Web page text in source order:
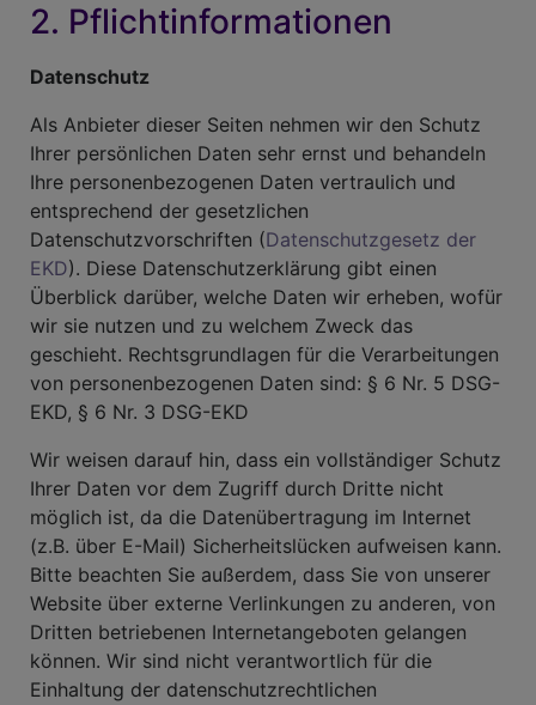
2. Pflichtinformationen
Datenschutz
Als Anbieter dieser Seiten nehmen wir den Schutz
Ihrer persönlichen Daten sehr ernst und behandeln
Ihre personenbezogenen Daten vertraulich und
entsprechend der gesetzlichen
Datenschutzvorschriften (Datenschutzgesetz der
EKD). Diese Datenschutzerklärung gibt einen
Überblick darüber, welche Daten wir erheben, wofür
wir sie nutzen und zu welchem Zweck das
geschieht. Rechtsgrundlagen für die Verarbeitungen
von personenbezogenen Daten sind: § 6 Nr. 5 DSG-
EKD, § 6 Nr. 3 DSG-EKD
Wir weisen darauf hin, dass ein vollständiger Schutz
Ihrer Daten vor dem Zugriff durch Dritte nicht
möglich ist, da die Datenübertragung im Internet
(z.B. über E-Mail) Sicherheitslücken aufweisen kann.
Bitte beachten Sie außerdem, dass Sie von unserer
Website über externe Verlinkungen zu anderen, von
Dritten betriebenen Internetangeboten gelangen
können. Wir sind nicht verantwortlich für die
Einhaltung der datenschutzrechtlichen